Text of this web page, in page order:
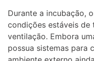
Durante a incubação,
condições estáveis de
ventilação. Embora
possua sistemas para